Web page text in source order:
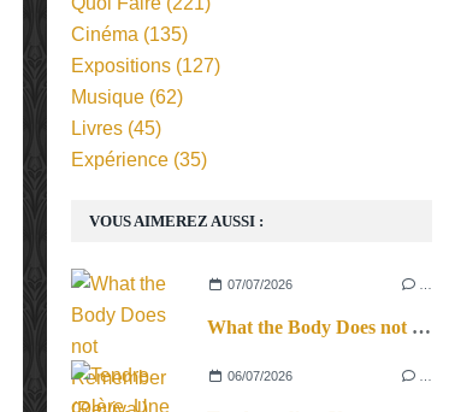
VOUS AIMEREZ AUSSI :
07/07/2026
What the Body Does not Remember (Revival). Une reprise en force et en beauté
06/07/2026
Cinéma (135)
Expositions (127)
Musique (62)
Livres (45)
Expérience (35)